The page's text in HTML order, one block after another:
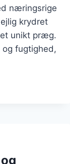
næringsrige
krydret
unikt præg.
fugtighed,